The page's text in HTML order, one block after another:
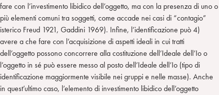
fare con l’investimento libidico dell’oggetto, ma con la presenza di uno o
più elementi comuni tra soggetti, come accade nei casi di “contagio”
isterico Freud 1921, Gaddini 1969). Infine, l’identificazione può 4)
avere a che fare con l’acquisizione di aspetti ideali in cui tratti
dell’oggetto possono concorrere alla costituzione dell’Ideale dell’Io o
l’oggetto in sé può essere messo al posto dell’Ideale dell’Io (tipo di
identificazione maggiormente visibile nei gruppi e nelle masse). Anche
in quest’ultimo caso, l’elemento di investimento libidico dell’oggetto